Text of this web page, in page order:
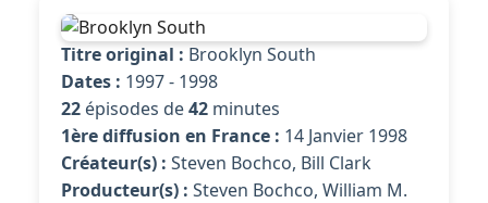
Titre original : Brooklyn South
Dates : 1997 - 1998
22 épisodes de42 minutes
1ère diffusion en France : 14 Janvier 1998
Créateur(s) : Steven Bochco, Bill Clark
Producteur(s) : Steven Bochco, William M.